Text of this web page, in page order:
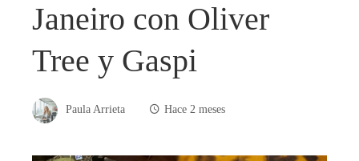
Janeiro con Oliver
Tree y Gaspi
Paula Arrieta Hace 2 meses